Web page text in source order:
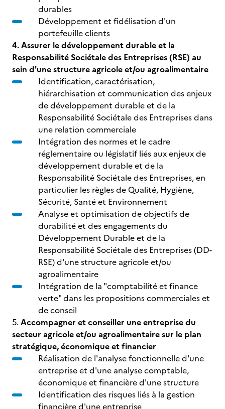
durables
Développement et fidélisation d'un
portefeuille clients
4. Assurer le développement durable et la
Responsabilité Sociétale des Entreprises (RSE) au
sein d'une structure agricole et/ou agroalimentaire
Identification, caractérisation,
hiérarchisation et communication des enjeux
de développement durable et de la
Responsabilité Sociétale des Entreprises dans
une relation commerciale
Intégration des normes et le cadre
réglementaire ou législatif liés aux enjeux de
développement durable et de la
Responsabilité Sociétale des Entreprises, en
particulier les règles de Qualité, Hygiène,
Sécurité, Santé et Environnement
Analyse et optimisation de objectifs de
durabilité et des engagements du
Développement Durable et de la
Responsabilité Sociétale des Entreprises (DD-
RSE) d'une structure agricole et/ou
agroalimentaire
Intégration de la "comptabilité et finance
verte" dans les propositions commerciales et
de conseil
5. Accompagner et conseiller une entreprise du
secteur agricole et/ou agroalimentaire sur le plan
stratégique, économique et financier
Réalisation de l'analyse fonctionnelle d'une
entreprise et d'une analyse comptable,
économique et financière d'une structure
Identification des risques liés à la gestion
financière d'une entreprise